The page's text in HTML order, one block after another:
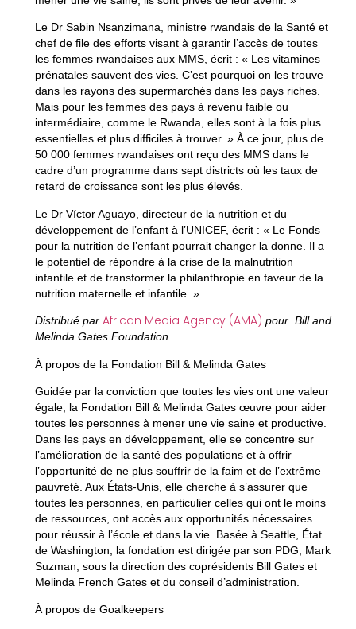
Le Dr Sabin Nsanzimana, ministre rwandais de la Santé et
chef de file des efforts visant à garantir l’accès de toutes
les femmes rwandaises aux MMS, écrit : « Les vitamines
prénatales sauvent des vies. C’est pourquoi on les trouve
dans les rayons des supermarchés dans les pays riches.
Mais pour les femmes des pays à revenu faible ou
intermédiaire, comme le Rwanda, elles sont à la fois plus
essentielles et plus difficiles à trouver. » À ce jour, plus de
50 000 femmes rwandaises ont reçu des MMS dans le
cadre d’un programme dans sept districts où les taux de
retard de croissance sont les plus élevés.
Le Dr Víctor Aguayo, directeur de la nutrition et du
développement de l’enfant à l’UNICEF, écrit : « Le Fonds
pour la nutrition de l’enfant pourrait changer la donne. Il a
le potentiel de répondre à la crise de la malnutrition
infantile et de transformer la philanthropie en faveur de la
nutrition maternelle et infantile. »
Distribué par African Media Agency (AMA) pour Bill and
Melinda Gates Foundation
À propos de la Fondation Bill & Melinda Gates
Guidée par la conviction que toutes les vies ont une valeur
égale, la Fondation Bill & Melinda Gates œuvre pour aider
toutes les personnes à mener une vie saine et productive.
Dans les pays en développement, elle se concentre sur
l’amélioration de la santé des populations et à offrir
l’opportunité de ne plus souffrir de la faim et de l’extrême
pauvreté. Aux États-Unis, elle cherche à s’assurer que
toutes les personnes, en particulier celles qui ont le moins
de ressources, ont accès aux opportunités nécessaires
pour réussir à l’école et dans la vie. Basée à Seattle, État
de Washington, la fondation est dirigée par son PDG, Mark
Suzman, sous la direction des coprésidents Bill Gates et
Melinda French Gates et du conseil d’administration.
À propos de Goalkeepers